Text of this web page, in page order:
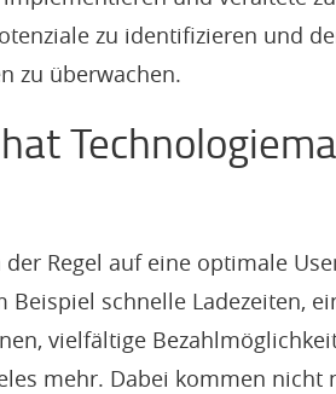
zu identifizieren und
zu überwachen.
Regel auf eine optimale
Beispiel schnelle Ladezeiten,
vielfältige
mehr. Dabei kommen nicht